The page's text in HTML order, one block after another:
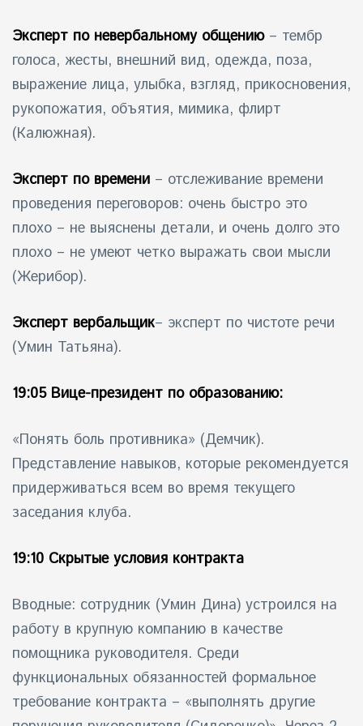
Эксперт по невербальному общению – тембр
голоса, жесты, внешний вид, одежда, поза,
выражение лица, улыбка, взгляд, прикосновения,
рукопожатия, объятия, мимика, флирт
(Калюжная).
Эксперт по времени – отслеживание времени
проведения переговоров: очень быстро это
плохо – не выяснены детали, и очень долго это
плохо – не умеют четко выражать свои мысли
(Жерибор).
Эксперт вербальщик– эксперт по чистоте речи
(Умин Татьяна).
19:05 Вице-президент по образованию:
«Понять боль противника» (Демчик).
Представление навыков, которые рекомендуется
придерживаться всем во время текущего
заседания клуба.
19:10 Скрытые условия контракта
Вводные: сотрудник (Умин Дина) устроился на
работу в крупную компанию в качестве
помощника руководителя. Среди
функциональных обязанностей формальное
требование контракта – «выполнять другие